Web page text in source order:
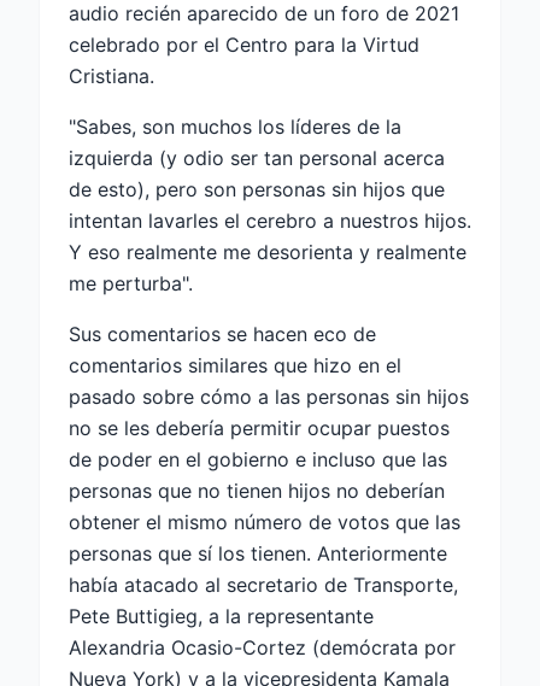
audio recién aparecido de un foro de 2021
celebrado por el Centro para la Virtud
Cristiana.
"Sabes, son muchos los líderes de la
izquierda (y odio ser tan personal acerca
de esto), pero son personas sin hijos que
intentan lavarles el cerebro a nuestros hijos.
Y eso realmente me desorienta y realmente
me perturba".
Sus comentarios se hacen eco de
comentarios similares que hizo en el
pasado sobre cómo a las personas sin hijos
no se les debería permitir ocupar puestos
de poder en el gobierno e incluso que las
personas que no tienen hijos no deberían
obtener el mismo número de votos que las
personas que sí los tienen. Anteriormente
había atacado al secretario de Transporte,
Pete Buttigieg, a la representante
Alexandria Ocasio-Cortez (demócrata por
Nueva York) y a la vicepresidenta Kamala